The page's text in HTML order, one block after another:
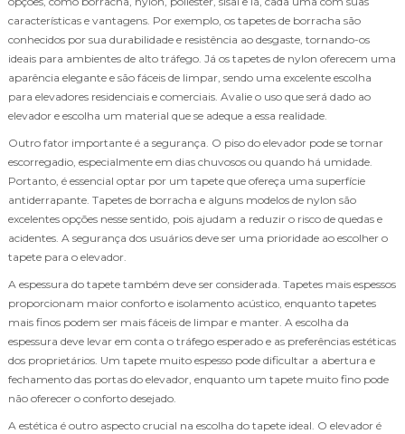
características e vantagens. Por exemplo, os tapetes de borracha são
conhecidos por sua durabilidade e resistência ao desgaste, tornando-os
ideais para ambientes de alto tráfego. Já os tapetes de nylon oferecem uma
aparência elegante e são fáceis de limpar, sendo uma excelente escolha
para elevadores residenciais e comerciais. Avalie o uso que será dado ao
elevador e escolha um material que se adeque a essa realidade.
Outro fator importante é a segurança. O piso do elevador pode se tornar
escorregadio, especialmente em dias chuvosos ou quando há umidade.
Portanto, é essencial optar por um tapete que ofereça uma superfície
antiderrapante. Tapetes de borracha e alguns modelos de nylon são
excelentes opções nesse sentido, pois ajudam a reduzir o risco de quedas e
acidentes. A segurança dos usuários deve ser uma prioridade ao escolher o
tapete para o elevador.
A espessura do tapete também deve ser considerada. Tapetes mais espessos
proporcionam maior conforto e isolamento acústico, enquanto tapetes
mais finos podem ser mais fáceis de limpar e manter. A escolha da
espessura deve levar em conta o tráfego esperado e as preferências estéticas
dos proprietários. Um tapete muito espesso pode dificultar a abertura e
fechamento das portas do elevador, enquanto um tapete muito fino pode
não oferecer o conforto desejado.
A estética é outro aspecto crucial na escolha do tapete ideal. O elevador é